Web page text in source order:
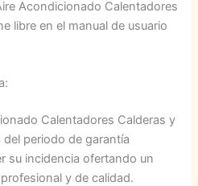
Acondicionado Calentadores
libre en el manual de usuario
Calentadores Calderas y
periodo de garantía
su incidencia ofertando un
y de calidad.